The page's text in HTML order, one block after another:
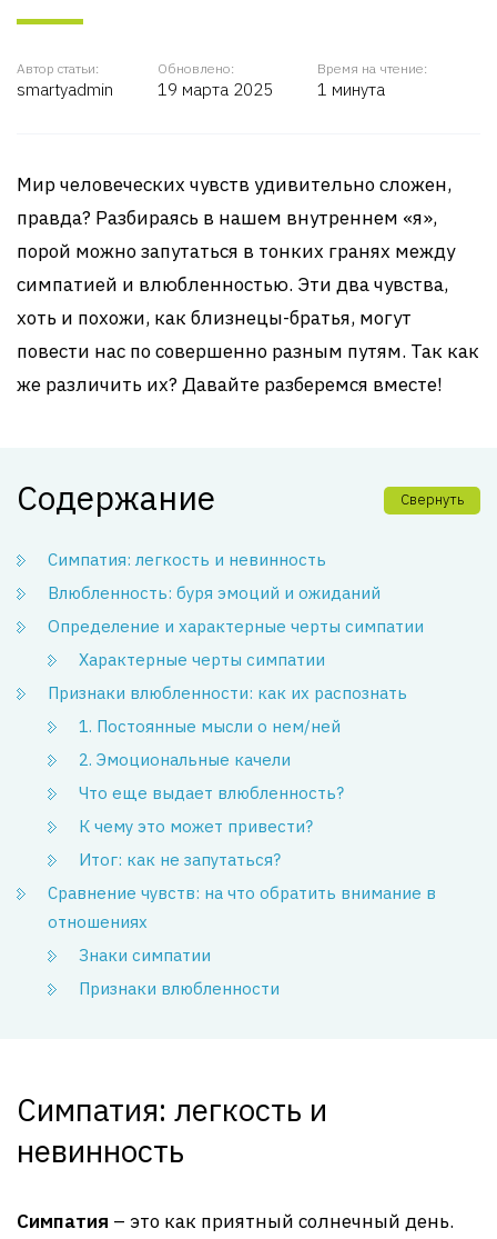
Автор статьи:
smartyadmin
Обновлено:
19 марта 2025
Время на чтение:
1 минута
Мир человеческих чувств удивительно сложен,
правда? Разбираясь в нашем внутреннем «я»,
порой можно запутаться в тонких гранях между
симпатией и влюбленностью. Эти два чувства,
хоть и похожи, как близнецы-братья, могут
повести нас по совершенно разным путям. Так как
же различить их? Давайте разберемся вместе!
Содержание Свернуть
Симпатия: легкость и невинность
Влюбленность: буря эмоций и ожиданий
Определение и характерные черты симпатии
Характерные черты симпатии
Признаки влюбленности: как их распознать
1. Постоянные мысли о нем/ней
2. Эмоциональные качели
Что еще выдает влюбленность?
К чему это может привести?
Итог: как не запутаться?
Сравнение чувств: на что обратить внимание в
отношениях
Знаки симпатии
Признаки влюбленности
Симпатия: легкость и
невинность
Симпатия – это как приятный солнечный день.